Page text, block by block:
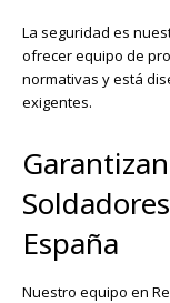
La seguridad es
ofrecer equipo de
normativas y está
exigentes.
España
Nuestro equipo en